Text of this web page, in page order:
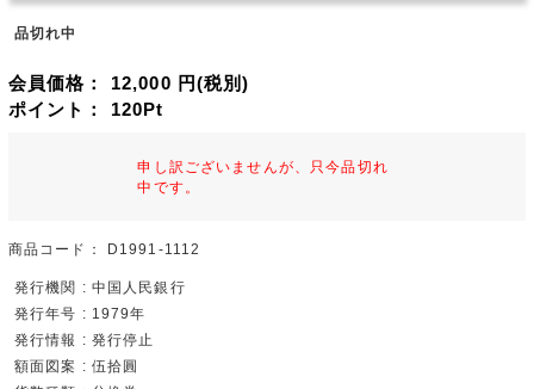
品切れ中
会員価格： 12,000 円(税別)
ポイント： 120Pt
申し訳ございませんが、只今品切れ
中です。
商品コード： D1991-1112
発行機関 : 中国人民銀行
発行年号 : 1979年
発行情報 : 発行停止
額面図案 : 伍拾圓